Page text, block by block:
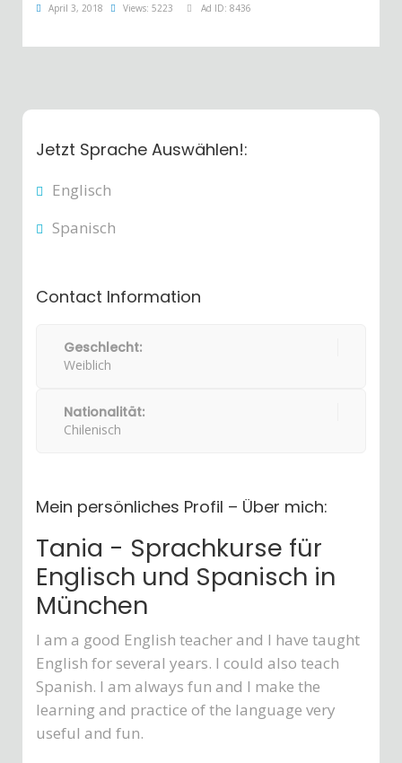
April 3, 2018 Views: 5223 Ad ID: 8436
Jetzt Sprache Auswählen!:
Englisch
Spanisch
Contact Information
Geschlecht:
Weiblich
Nationalität:
Chilenisch
Mein persönliches Profil – Über mich:
Tania - Sprachkurse für
Englisch und Spanisch in
München
I am a good English teacher and I have taught
English for several years. I could also teach
Spanish. I am always fun and I make the
learning and practice of the language very
useful and fun.